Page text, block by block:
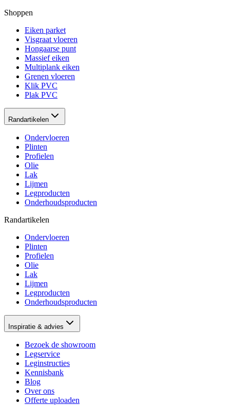
Shoppen
Eiken parket
Visgraat vloeren
Hongaarse punt
Massief eiken
Multiplank eiken
Grenen vloeren
Klik PVC
Plak PVC
Randartikelen
Ondervloeren
Plinten
Profielen
Olie
Lak
Lijmen
Legproducten
Onderhoudsproducten
Randartikelen
Ondervloeren
Plinten
Profielen
Olie
Lak
Lijmen
Legproducten
Onderhoudsproducten
Inspiratie & advies
Bezoek de showroom
Legservice
Leginstructies
Kennisbank
Blog
Over ons
Offerte uploaden